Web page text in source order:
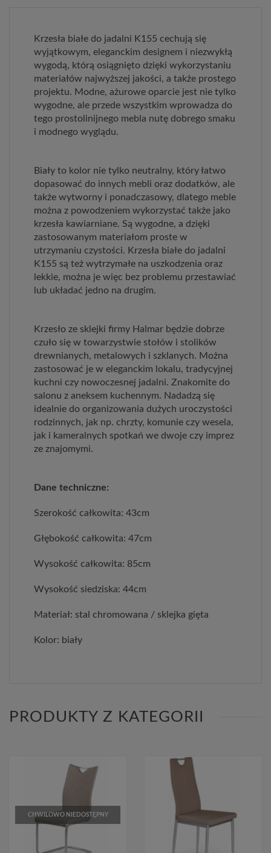
Krzesła białe do jadalni K155 cechują się
wyjątkowym, eleganckim designem i niezwykłą
wygodą, którą osiągnięto dzięki wykorzystaniu
materiałów najwyższej jakości, a także prostego
projektu. Modne, ażurowe oparcie jest nie tylko
wygodne, ale przede wszystkim wprowadza do
tego prostolinijnego mebla nutę dobrego smaku
i modnego wyglądu.
Biały to kolor nie tylko neutralny, który łatwo
dopasować do innych mebli oraz dodatków, ale
także wytworny i ponadczasowy, dlatego meble
można z powodzeniem wykorzystać także jako
krzesła kawiarniane. Są wygodne, a dzięki
zastosowanym materiałom proste w
utrzymaniu czystości. Krzesła białe do jadalni
K155 są też wytrzymałe na uszkodzenia oraz
lekkie, można je więc bez problemu przestawiać
lub układać jedno na drugim.
Krzesło ze sklejki firmy Halmar będzie dobrze
czuło się w towarzystwie stołów i stolików
drewnianych, metalowych i szklanych. Można
zastosować je w eleganckim lokalu, tradycyjnej
kuchni czy nowoczesnej jadalni. Znakomite do
salonu z aneksem kuchennym. Nadadzą się
idealnie do organizowania dużych uroczystości
rodzinnych, jak np. chrzty, komunie czy wesela,
jak i kameralnych spotkań we dwoje czy imprez
ze znajomymi.
Dane techniczne:
Szerokość całkowita: 43cm
Głębokość całkowita: 47cm
Wysokość całkowita: 85cm
Wysokość siedziska: 44cm
Materiał: stal chromowana / sklejka gięta
Kolor: biały
PRODUKTY Z KATEGORII
CHWILOWO NIEDOSTĘPNY